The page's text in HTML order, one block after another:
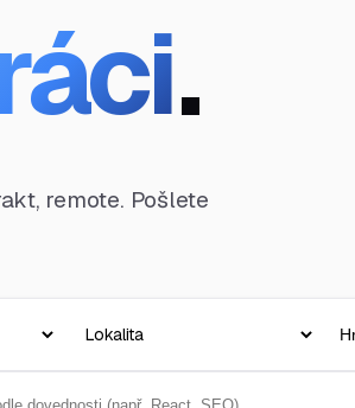
.
remote. Pošlete